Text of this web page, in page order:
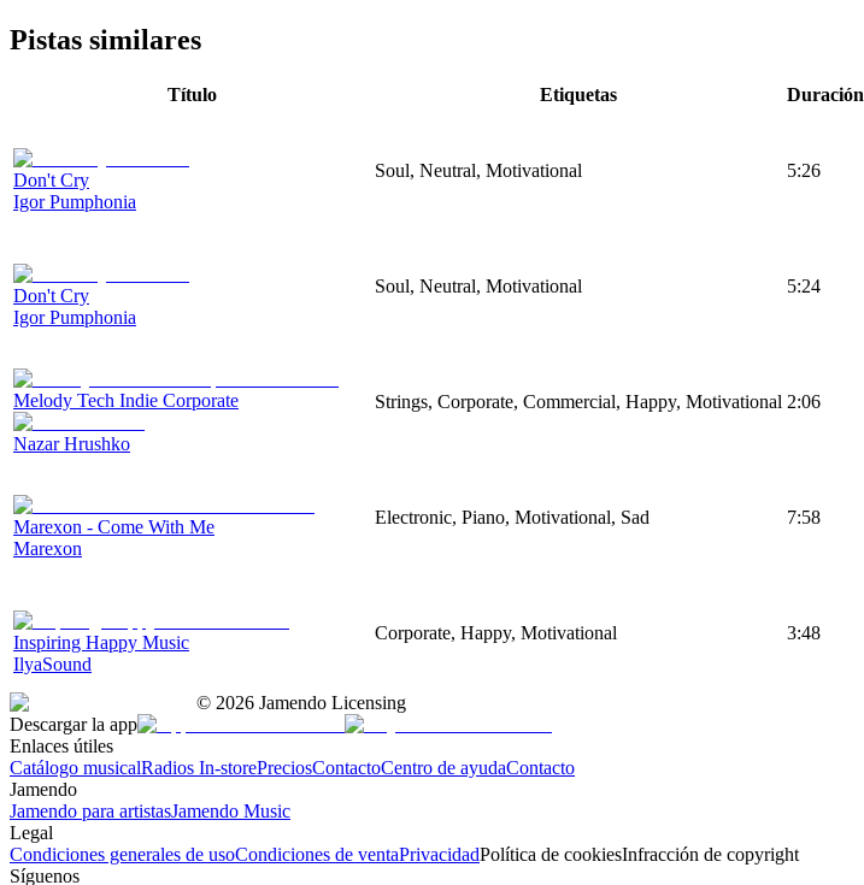
Pistas similares
Título Etiquetas Duración
Don't Cry
Igor Pumphonia
Soul, Neutral, Motivational 5:26
Don't Cry
Igor Pumphonia
Soul, Neutral, Motivational 5:24
Melody Tech Indie Corporate
Nazar Hrushko
Strings, Corporate, Commercial, Happy, Motivational 2:06
Marexon - Come With Me
Marexon
Electronic, Piano, Motivational, Sad 7:58
Inspiring Happy Music
IlyaSound
Corporate, Happy, Motivational 3:48
© 2026 Jamendo Licensing
Descargar la app
Enlaces útiles
Catálogo musicalRadios In-storePreciosContactoCentro de ayudaContacto
Jamendo
Jamendo para artistasJamendo Music
Legal
Condiciones generales de usoCondiciones de ventaPrivacidadPolítica de cookiesInfracción de copyright
Síguenos